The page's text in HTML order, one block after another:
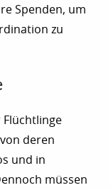
Spenden, um
zu
deren
und in
müssen